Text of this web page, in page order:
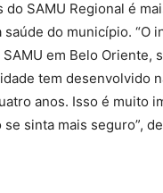
do SAMU Regional é
saúde do município. “O
em Belo Oriente,
tem desenvolvido
anos. Isso é muito
sinta mais seguro”,